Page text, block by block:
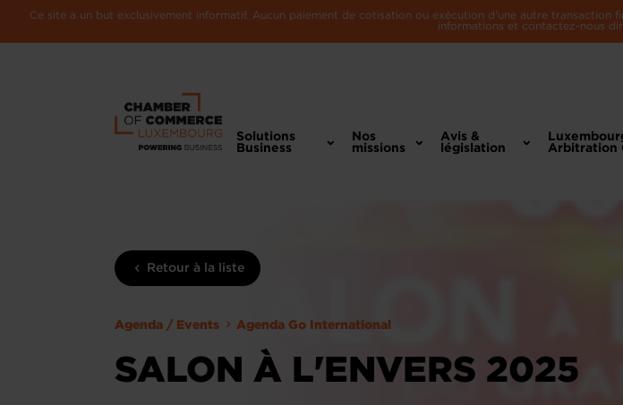
Ce site a un but exclusivement informatif. Aucun paiement de cotisation ou exécution d'une autre
informations et contactez-nous
Solutions
Business
Nos
missions
Avis &
législation
Arbitration
Retour à la liste
Agenda / Events Agenda Go International
SALON À L'ENVERS 2025